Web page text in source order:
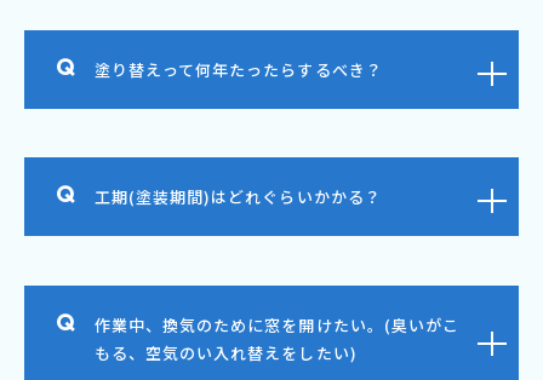
塗り替えって何年たったらするべき？
工期(塗装期間)はどれぐらいかかる？
作業中、換気のために窓を開けたい。(臭いがこ
もる、空気のい入れ替えをしたい)